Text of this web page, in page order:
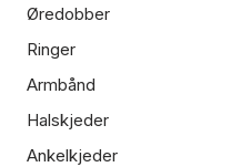
Øredobber
Ringer
Armbånd
Halskjeder
Ankelkjeder